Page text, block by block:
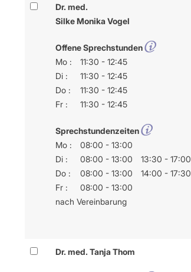
Dr. med.
Silke Monika Vogel
Offene Sprechstunden
Mo :
11:30 - 12:45
Di :
11:30 - 12:45
Do :
11:30 - 12:45
Fr :
11:30 - 12:45
Sprechstundenzeiten
Mo :
08:00 - 13:00
Di :
08:00 - 13:00
13:30 - 17:00
Do :
08:00 - 13:00
14:00 - 17:30
Fr :
08:00 - 13:00
nach Vereinbarung
Dr. med. Tanja Thom